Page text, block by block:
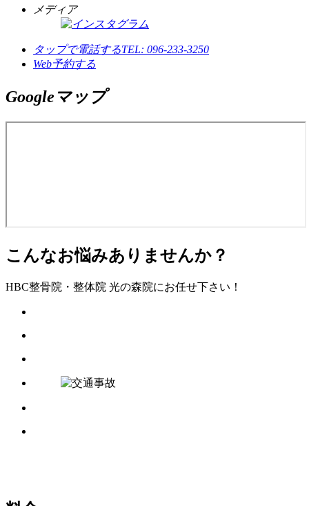
メディア
タップで電話するTEL: 096-233-3250
Web予約する
Googleマップ
こんなお悩みありませんか？
HBC整骨院・整体院 光の森院にお任せ下さい！